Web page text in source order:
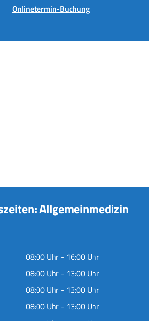
Onlinetermin-Buchung
Allgemeinmedizin
08:00 Uhr - 16:00 Uhr
08:00 Uhr - 13:00 Uhr
08:00 Uhr - 13:00 Uhr
08:00 Uhr - 13:00 Uhr